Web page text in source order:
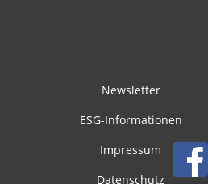
Newsletter
ESG-Informationen
Impressum
Datenschutz